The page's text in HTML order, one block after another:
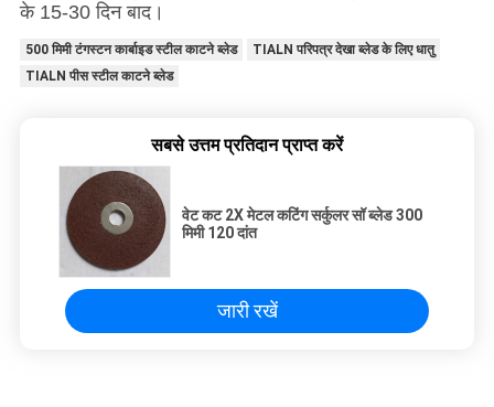
के 15-30 दिन बाद।
500 मिमी टंगस्टन कार्बाइड स्टील काटने ब्लेड
TIALN परिपत्र देखा ब्लेड के लिए धातु
TIALN पीस स्टील काटने ब्लेड
सबसे उत्तम प्रतिदान प्राप्त करें
वेट कट 2X मेटल कटिंग सर्कुलर सॉ ब्लेड 300
मिमी 120 दांत
जारी रखें